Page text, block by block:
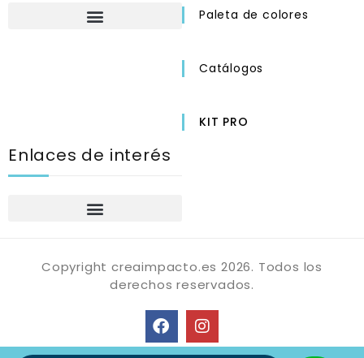
Paleta de colores
Catálogos
KIT PRO
Enlaces de interés
Copyright creaimpacto.es 2026. Todos los
derechos reservados.